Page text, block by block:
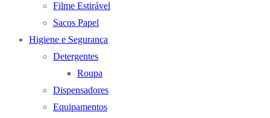
Filme Estirável
Sacos Papel
Higiene e Segurança
Detergentes
Roupa
Dispensadores
Equipamentos